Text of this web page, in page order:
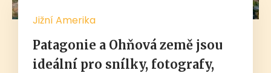
Jižní Amerika
Patagonie a Ohňová země jsou
ideální pro snílky, fotografy,